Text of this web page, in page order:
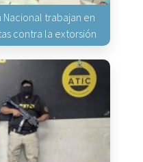
trabajan en
contra la extorsión